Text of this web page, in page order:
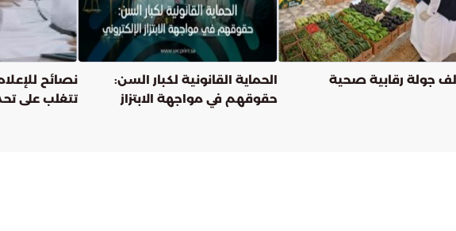
الحماية القانونية لكبار السن:
حقوقهم في مواجهة الابتزاز
نصائح
تتغلب على